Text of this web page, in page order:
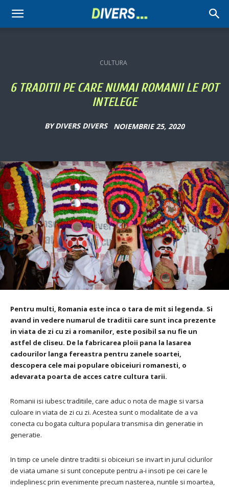
Divers
CULTURA
6 TRADITII PE CARE NUMAI ROMANII LE POT
INTELEGE
BY DIVERS DIVERS NOIEMBRIE 25, 2020
Pentru multi, Romania este inca o tara de mit si legenda. Si
avand in vedere numarul de traditii care sunt inca prezente
in viata de zi cu zi a romanilor, este posibil sa nu fie un
astfel de cliseu. De la fabricarea ploii pana la lasarea
cadourilor langa fereastra pentru zanele soartei,
descopera cele mai populare obiceiuri romanesti, o
adevarata poarta de acces catre cultura tarii.
Romanii isi iubesc traditiile, care aduc o nota de magie si varsa
culoare in viata de zi cu zi. Acestea sunt o modalitate de a va
conecta cu bogata cultura populara transmisa din generatie in
generatie.
In timp ce unele dintre traditii si obiceiuri se invart in jurul ciclurilor
de viata umane si sunt concepute pentru a-i insoti pe cei care le
indeplinesc prin evenimente precum nasterea, nuntile si moartea,